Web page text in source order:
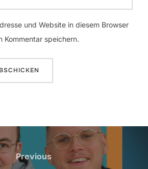
und Website in diesem Browser
Kommentar speichern.
Previous
Previous